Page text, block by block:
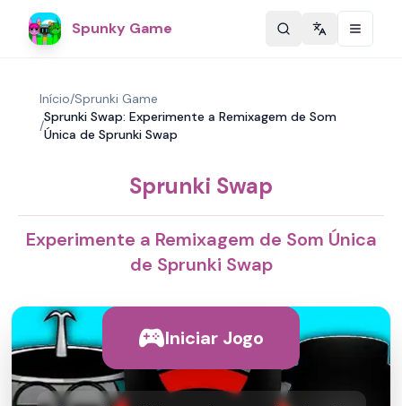
Spunky Game Change
Início/Sprunki Game
/
Sprunki Swap: Experimente a Remixagem de Som
Única de Sprunki Swap
Sprunki Swap
Experimente a Remixagem de Som Única
de Sprunki Swap
Iniciar Jogo